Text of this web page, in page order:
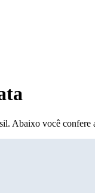
Abaixo você confere